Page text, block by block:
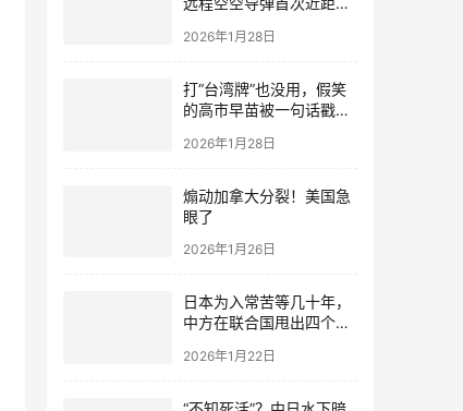
2026年1月28日
打“台湾牌”也没用，假笑
的高市早苗被一句话戳中
2026年1月28日
煽动加拿大分裂！美国急
眼了
2026年1月26日
日本为入常苦等几十年，
中方在联合国甩出四个
2026年1月22日